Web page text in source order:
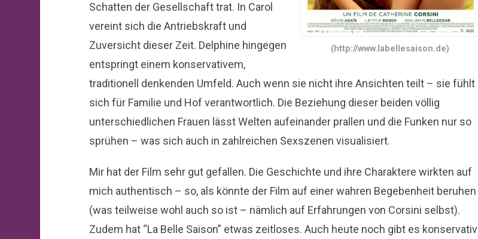
(http://www.labellesaison.de)
Schatten der Gesellschaft trat. In Carol
vereint sich die Antriebskraft und
Zuversicht dieser Zeit. Delphine hingegen
entspringt einem konservativem,
traditionell denkenden Umfeld. Auch wenn sie nicht ihre Ansichten teilt – sie fühlt
sich für Familie und Hof verantwortlich. Die Beziehung dieser beiden völlig
unterschiedlichen Frauen lässt Welten aufeinander prallen und die Funken nur so
sprühen – was sich auch in zahlreichen Sexszenen visualisiert.
Mir hat der Film sehr gut gefallen. Die Geschichte und ihre Charaktere wirkten auf
mich authentisch – so, als könnte der Film auf einer wahren Begebenheit beruhen
(was teilweise wohl auch so ist – nämlich auf Erfahrungen von Corsini selbst).
Zudem hat “La Belle Saison” etwas zeitloses. Auch heute noch gibt es konservativ